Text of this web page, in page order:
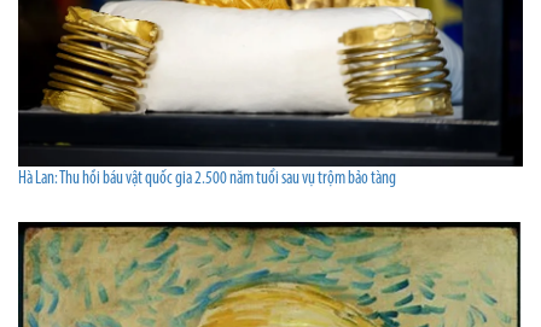
Hà Lan: Thu hồi báu vật quốc gia 2.500 năm tuổi sau vụ trộm bảo tàng